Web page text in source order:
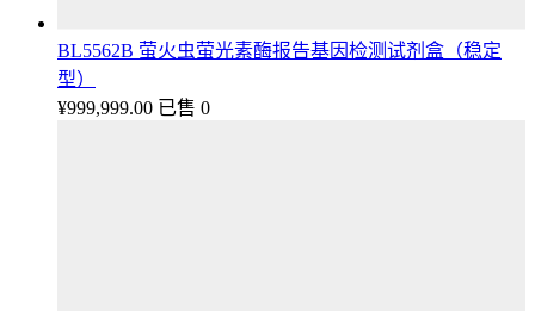
BL5562B 萤火虫萤光素酶报告基因检测试剂盒（稳定
型）
¥999,999.00 已售 0